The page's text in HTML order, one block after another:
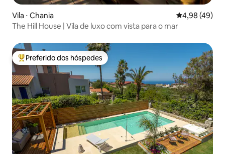
Vila ⋅ Chania 4,98 de uma
4,98 (49)
The Hill House | Vila de luxo com vista para o mar
Entre os melhores preferidos dos hóspedes
Preferido dos hóspedes